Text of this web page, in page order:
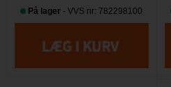
På lager - VVS nr: 782298100